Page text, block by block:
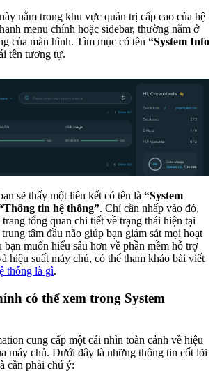
nằm trong khu vực quản trị cấp cao của hệ
menu chính hoặc sidebar, thường nằm ở
của màn hình. Tìm mục có tên “System Info
tên tương tự.
sẽ thấy một liên kết có tên là “System
tin hệ thống”. Chỉ cần nhấp vào đó,
tổng quan chi tiết về trạng thái hiện tại
tâm đầu não giúp bạn giám sát mọi hoạt
bạn muốn hiểu sâu hơn về phần mềm hỗ trợ
hiệu suất máy chủ, có thể tham khảo bài viết
thống là gì.
có thể xem trong System
cung cấp một cái nhìn toàn cảnh về hiệu
máy chủ. Dưới đây là những thông tin cốt lõi
cần phải chú ý: